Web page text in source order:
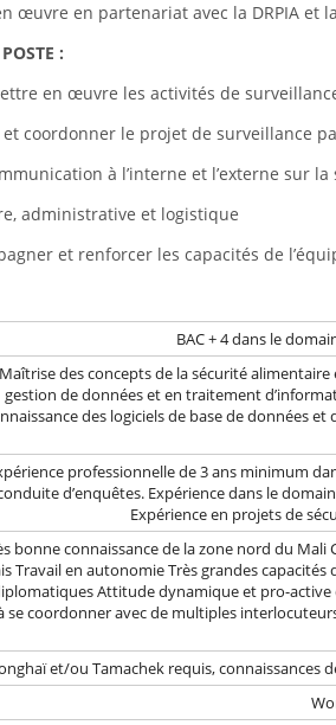
œuvre en partenariat avec la DRPIA et
:
en œuvre les activités de
coordonner le projet de surveillance
à l’interne et l’externe sur
administrative et logistique
et renforcer les capacités de
BAC + 4 dans le
Maîtrise des concepts de la sécurité
gestion de données et en traitement
des logiciels de base de données et
professionnelle de 3 ans minimum
d’enquêtes. Expérience dans le
Expérience en projets de
bonne connaissance de la zone nord du
Travail en autonomie Très grandes
Attitude dynamique et pro-active
se coordonner avec de multiples
et/ou Tamachek requis, connaissances